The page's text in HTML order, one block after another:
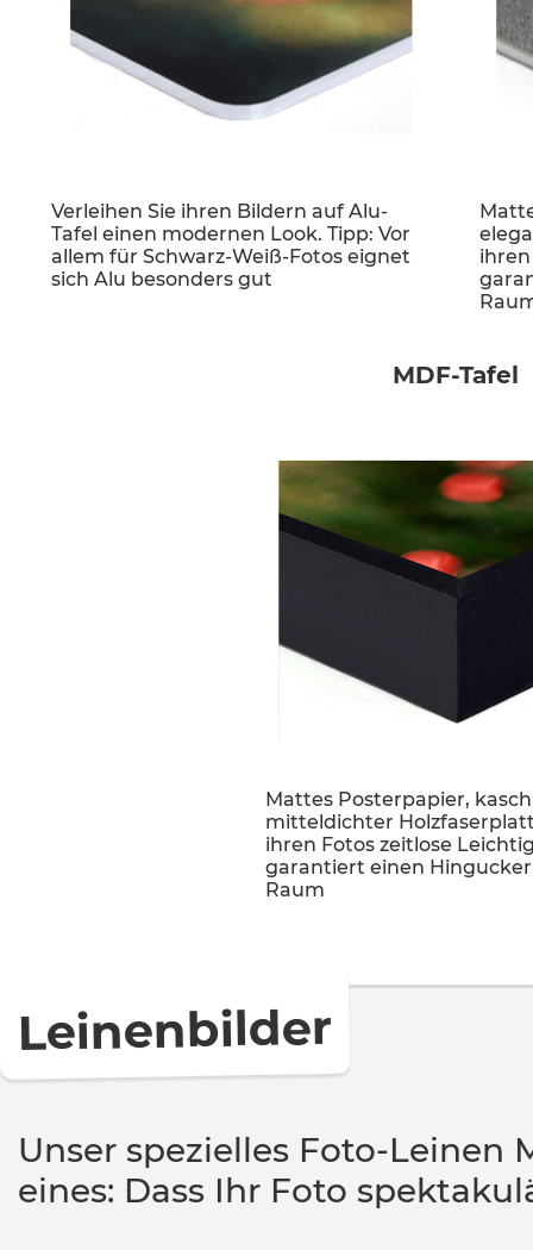
Verleihen Sie ihren Bildern auf Alu-
Tafel einen modernen Look. Tipp: Vor
allem für Schwarz-Weiß-Fotos eignet
sich Alu besonders gut
MDF-Tafel
Mattes Posterpapier,
mitteldichter
ihren Fotos zeitlose
garantiert einen
Raum
Leinenbilder
Unser spezielles Foto-Leinen
eines: Dass Ihr Foto